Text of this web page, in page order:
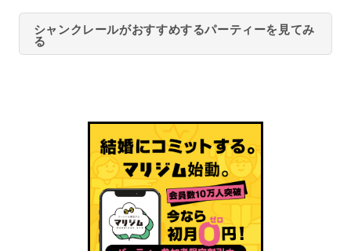
シャンクレールがおすすめするパーティーを見てみ
る